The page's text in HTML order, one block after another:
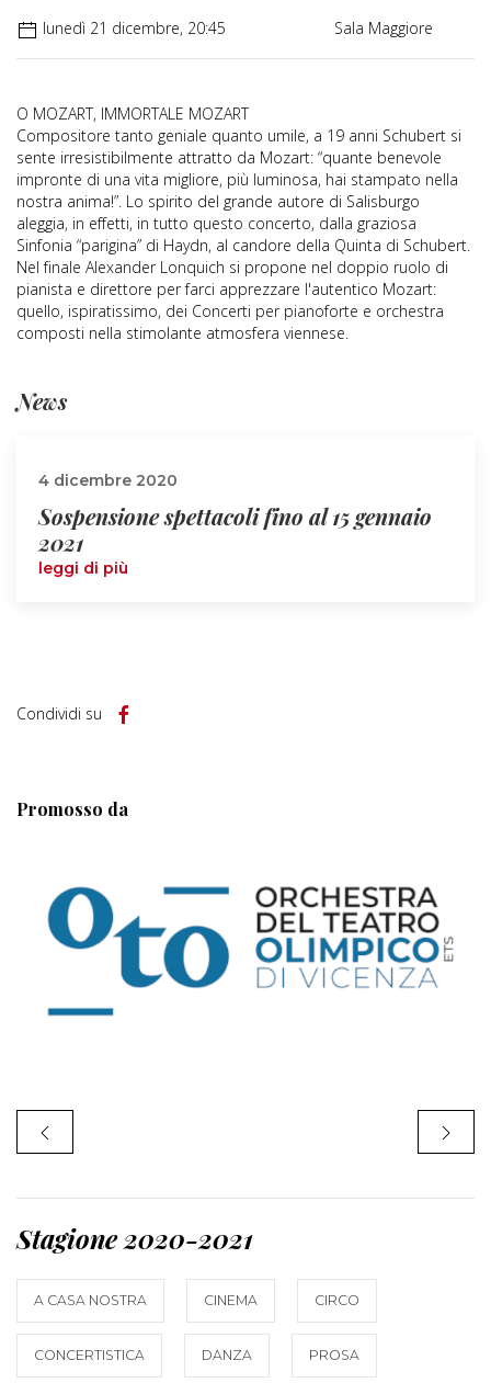
lunedì 21 dicembre, 20:45 Sala Maggiore
O MOZART, IMMORTALE MOZART
Compositore tanto geniale quanto umile, a 19 anni Schubert si
sente irresistibilmente attratto da Mozart: “quante benevole
impronte di una vita migliore, più luminosa, hai stampato nella
nostra anima!”. Lo spirito del grande autore di Salisburgo
aleggia, in effetti, in tutto questo concerto, dalla graziosa
Sinfonia “parigina” di Haydn, al candore della Quinta di Schubert.
Nel finale Alexander Lonquich si propone nel doppio ruolo di
pianista e direttore per farci apprezzare l'autentico Mozart:
quello, ispiratissimo, dei Concerti per pianoforte e orchestra
composti nella stimolante atmosfera viennese.
News
4 dicembre 2020
Sospensione spettacoli fino al 15 gennaio
2021
leggi di più
Condividi su
Promosso da
Stagione 2020-2021
A CASA NOSTRA CINEMA CIRCO
CONCERTISTICA DANZA PROSA